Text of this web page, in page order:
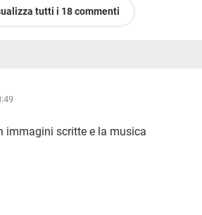
tutti i 18 commenti
immagini scritte e la musica